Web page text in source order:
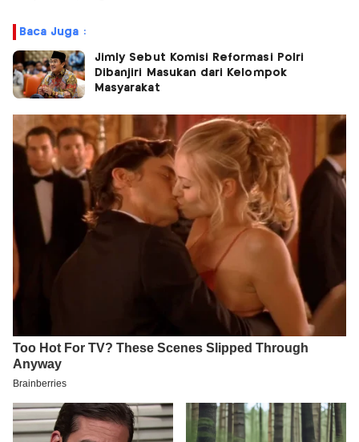
Baca Juga :
Jimly Sebut Komisi Reformasi Polri
Dibanjiri Masukan dari Kelompok
Masyarakat